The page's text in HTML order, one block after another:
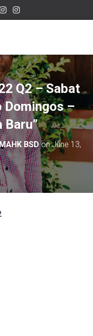
Q2 – Sabat
Domingos –
Baru”
BSDonJune 13,